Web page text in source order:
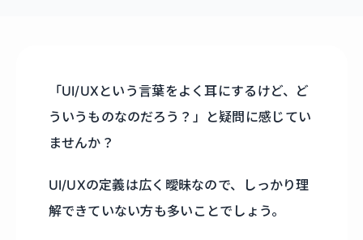
「UI/UXという言葉をよく耳にするけど、ど
ういうものなのだろう？」と疑問に感じてい
ませんか？
UI/UXの定義は広く曖昧なので、しっかり理
解できていない方も多いことでしょう。